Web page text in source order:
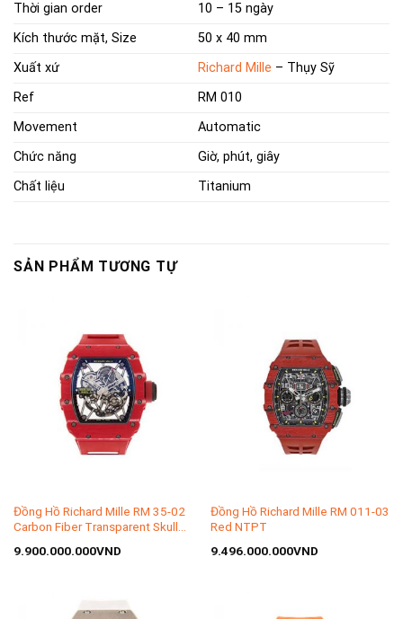
Thời gian order
10 – 15 ngày
Kích thước mặt, Size
50 x 40 mm
Xuất xứ
Richard Mille – Thụy Sỹ
Ref
RM 010
Movement
Automatic
Chức năng
Giờ, phút, giây
Chất liệu
Titanium
SẢN PHẨM TƯƠNG TỰ
Đồng Hồ Richard Mille RM 35-02
Carbon Fiber Transparent Skull
9.900.000.000VND
Đồng Hồ Richard Mille RM 011-03
Red NTPT
9.496.000.000VND